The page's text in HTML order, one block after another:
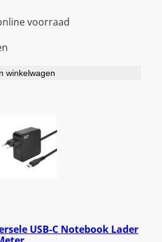
voorraad
winkelwagen
USB-C Notebook Lader